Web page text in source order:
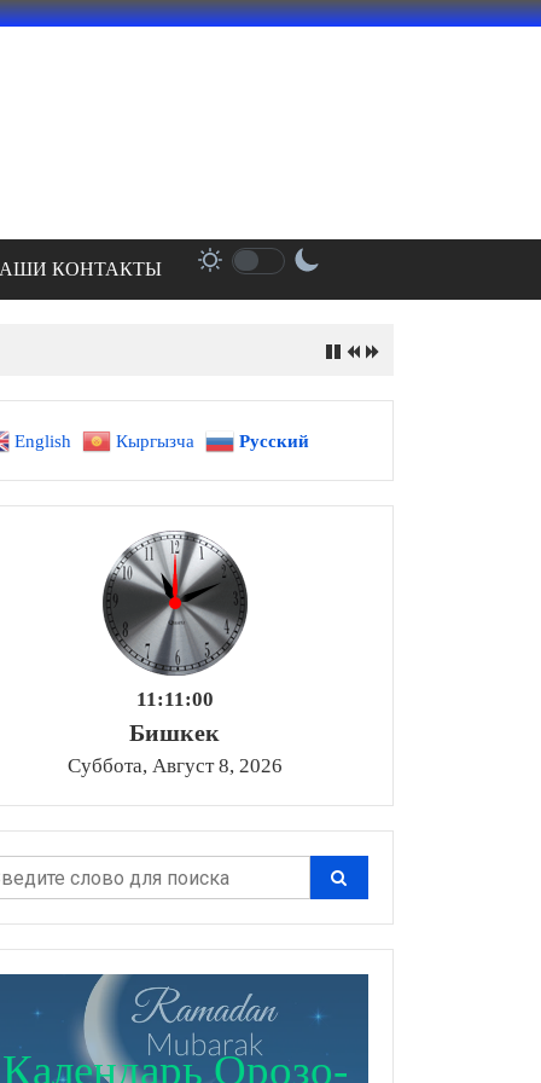
КОНТАКТЫ
English Кыргызча Русский
11:11:01
Бишкек
Суббота, Август 8, 2026
Календарь Орозо-